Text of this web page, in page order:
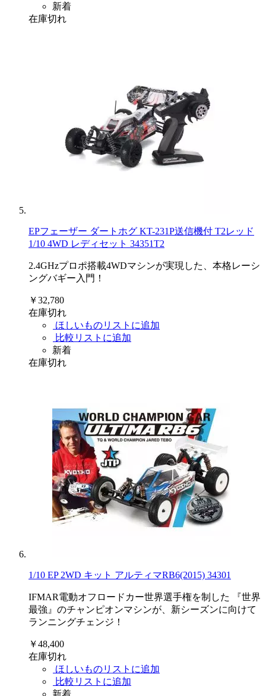
新着
在庫切れ
EPフェーザー ダートホグ KT-231P送信機付 T2レッド
1/10 4WD レディセット 34351T2
2.4GHzプロポ搭載4WDマシンが実現した、本格レーシ
ングバギー入門！
￥32,780
在庫切れ
ほしいものリストに追加
比較リストに追加
新着
在庫切れ
1/10 EP 2WD キット アルティマRB6(2015) 34301
IFMAR電動オフロードカー世界選手権を制した 『世界
最強』のチャンピオンマシンが、新シーズンに向けて
ランニングチェンジ！
￥48,400
在庫切れ
ほしいものリストに追加
比較リストに追加